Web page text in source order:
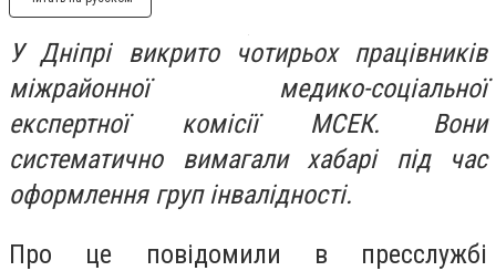
У Дніпрі викрито чотирьох працівників
міжрайонної медико-соціальної
експертної комісії МСЕК. Вони
систематично вимагали хабарі під час
оформлення груп інвалідності.
Про це повідомили в пресслужбі